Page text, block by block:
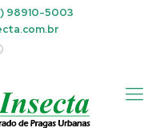
98910-5003